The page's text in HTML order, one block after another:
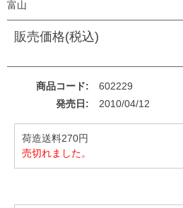
富山
販売価格(税込)
商品コード
602229
発売日
2010/04/12
荷造送料270円
売切れました。